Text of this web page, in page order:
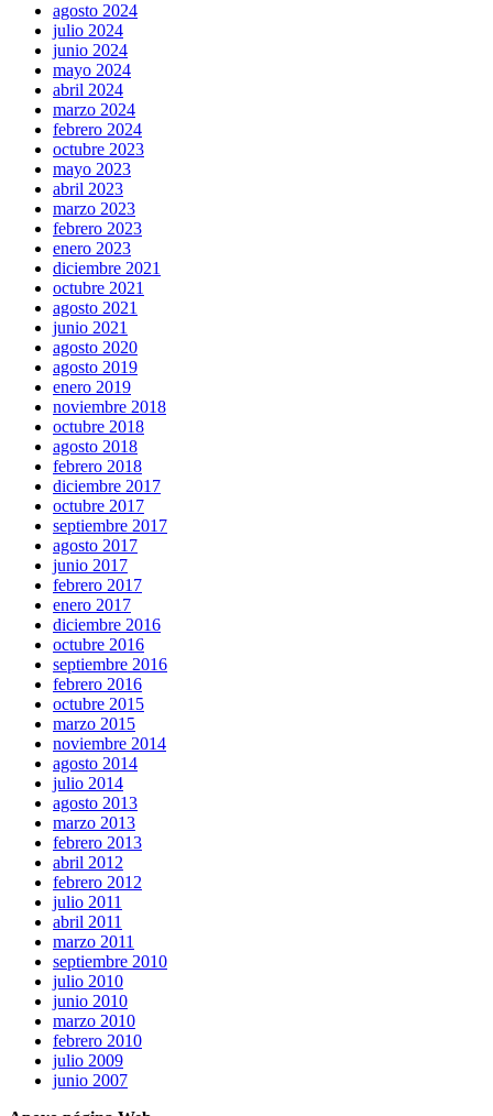
agosto 2024
julio 2024
junio 2024
mayo 2024
abril 2024
marzo 2024
febrero 2024
octubre 2023
mayo 2023
abril 2023
marzo 2023
febrero 2023
enero 2023
diciembre 2021
octubre 2021
agosto 2021
junio 2021
agosto 2020
agosto 2019
enero 2019
noviembre 2018
octubre 2018
agosto 2018
febrero 2018
diciembre 2017
octubre 2017
septiembre 2017
agosto 2017
junio 2017
febrero 2017
enero 2017
diciembre 2016
octubre 2016
septiembre 2016
febrero 2016
octubre 2015
marzo 2015
noviembre 2014
agosto 2014
julio 2014
agosto 2013
marzo 2013
febrero 2013
abril 2012
febrero 2012
julio 2011
abril 2011
marzo 2011
septiembre 2010
julio 2010
junio 2010
marzo 2010
febrero 2010
julio 2009
junio 2007